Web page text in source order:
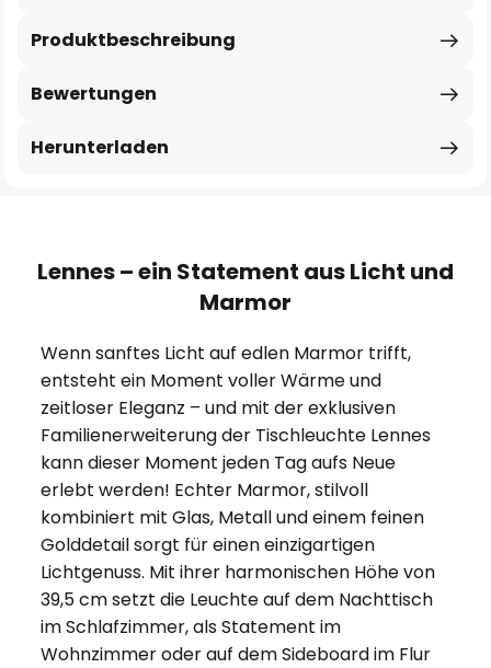
Produktbeschreibung
Bewertungen
Herunterladen
Lennes – ein Statement aus Licht und
Marmor
Wenn sanftes Licht auf edlen Marmor trifft,
entsteht ein Moment voller Wärme und
zeitloser Eleganz – und mit der exklusiven
Familienerweiterung der Tischleuchte Lennes
kann dieser Moment jeden Tag aufs Neue
erlebt werden! Echter Marmor, stilvoll
kombiniert mit Glas, Metall und einem feinen
Golddetail sorgt für einen einzigartigen
Lichtgenuss. Mit ihrer harmonischen Höhe von
39,5 cm setzt die Leuchte auf dem Nachttisch
im Schlafzimmer, als Statement im
Wohnzimmer oder auf dem Sideboard im Flur